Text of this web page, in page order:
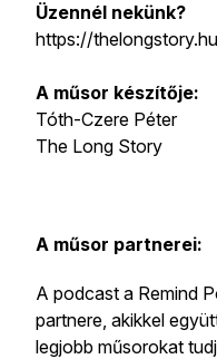
Üzennél nekünk?
https://
A műsor készítője:
Tóth-Czere Péter
The Long Story
A műsor partnerei:
A podcast a Remind
partnere, akikkel
legjobb műsorokat